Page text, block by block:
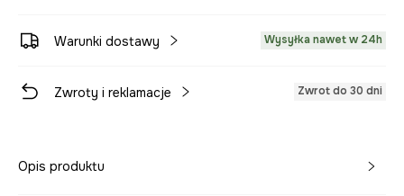
Warunki dostawy Wysyłka nawet w 24h
Zwroty i reklamacje Zwrot do 30 dni
Opis produktu